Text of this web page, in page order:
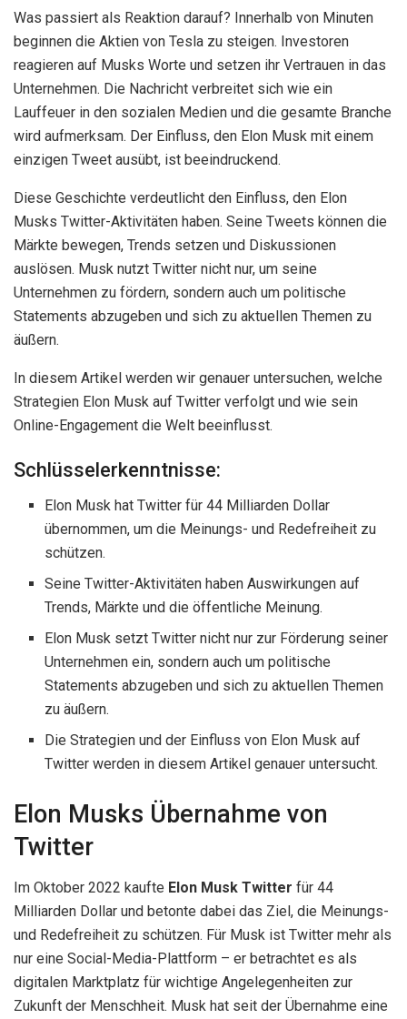
Was passiert als Reaktion darauf? Innerhalb von Minuten
beginnen die Aktien von Tesla zu steigen. Investoren
reagieren auf Musks Worte und setzen ihr Vertrauen in das
Unternehmen. Die Nachricht verbreitet sich wie ein
Lauffeuer in den sozialen Medien und die gesamte Branche
wird aufmerksam. Der Einfluss, den Elon Musk mit einem
einzigen Tweet ausübt, ist beeindruckend.
Diese Geschichte verdeutlicht den Einfluss, den Elon
Musks Twitter-Aktivitäten haben. Seine Tweets können die
Märkte bewegen, Trends setzen und Diskussionen
auslösen. Musk nutzt Twitter nicht nur, um seine
Unternehmen zu fördern, sondern auch um politische
Statements abzugeben und sich zu aktuellen Themen zu
äußern.
In diesem Artikel werden wir genauer untersuchen, welche
Strategien Elon Musk auf Twitter verfolgt und wie sein
Online-Engagement die Welt beeinflusst.
Schlüsselerkenntnisse:
Elon Musk hat Twitter für 44 Milliarden Dollar
übernommen, um die Meinungs- und Redefreiheit zu
schützen.
Seine Twitter-Aktivitäten haben Auswirkungen auf
Trends, Märkte und die öffentliche Meinung.
Elon Musk setzt Twitter nicht nur zur Förderung seiner
Unternehmen ein, sondern auch um politische
Statements abzugeben und sich zu aktuellen Themen
zu äußern.
Die Strategien und der Einfluss von Elon Musk auf
Twitter werden in diesem Artikel genauer untersucht.
Elon Musks Übernahme von
Twitter
Im Oktober 2022 kaufte Elon Musk Twitter für 44
Milliarden Dollar und betonte dabei das Ziel, die Meinungs-
und Redefreiheit zu schützen. Für Musk ist Twitter mehr als
nur eine Social-Media-Plattform – er betrachtet es als
digitalen Marktplatz für wichtige Angelegenheiten zur
Zukunft der Menschheit. Musk hat seit der Übernahme eine